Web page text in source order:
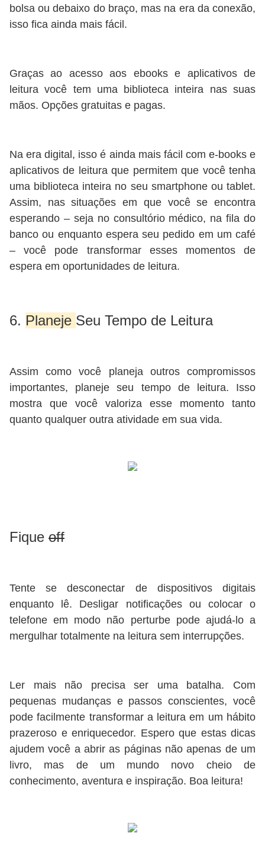
bolsa ou debaixo do braço, mas na era da conexão,
isso fica ainda mais fácil.
Graças ao acesso aos ebooks e aplicativos de
leitura você tem uma biblioteca inteira nas suas
mãos. Opções gratuitas e pagas.
Na era digital, isso é ainda mais fácil com e-books e
aplicativos de leitura que permitem que você tenha
uma biblioteca inteira no seu smartphone ou tablet.
Assim, nas situações em que você se encontra
esperando – seja no consultório médico, na fila do
banco ou enquanto espera seu pedido em um café
– você pode transformar esses momentos de
espera em oportunidades de leitura.
6. Planeje Seu Tempo de Leitura
Assim como você planeja outros compromissos
importantes, planeje seu tempo de leitura. Isso
mostra que você valoriza esse momento tanto
quanto qualquer outra atividade em sua vida.
Fique off
Tente se desconectar de dispositivos digitais
enquanto lê. Desligar notificações ou colocar o
telefone em modo não perturbe pode ajudá-lo a
mergulhar totalmente na leitura sem interrupções.
Ler mais não precisa ser uma batalha. Com
pequenas mudanças e passos conscientes, você
pode facilmente transformar a leitura em um hábito
prazeroso e enriquecedor. Espero que estas dicas
ajudem você a abrir as páginas não apenas de um
livro, mas de um mundo novo cheio de
conhecimento, aventura e inspiração. Boa leitura!